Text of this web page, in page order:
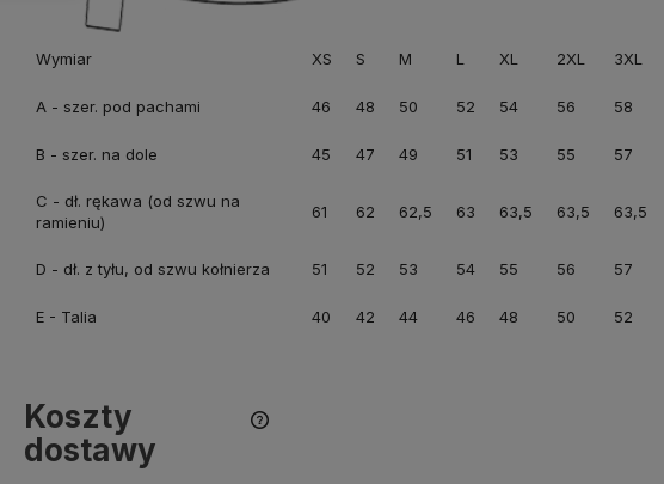
Wymiar XS S M L XL 2XL 3XL
A - szer. pod pachami 46 48 50 52 54 56 58
B - szer. na dole 45 47 49 51 53 55 57
C - dł. rękawa (od szwu na
ramieniu)
61 62 62,5 63 63,5 63,5 63,5
D - dł. z tyłu, od szwu kołnierza 51 52 53 54 55 56 57
E - Talia 40 42 44 46 48 50 52
Koszty
dostawy